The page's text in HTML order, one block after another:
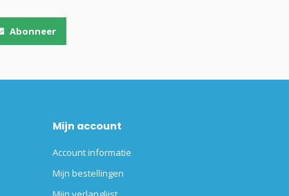
Abonneer
Mijn account
Account informatie
Mijn bestellingen